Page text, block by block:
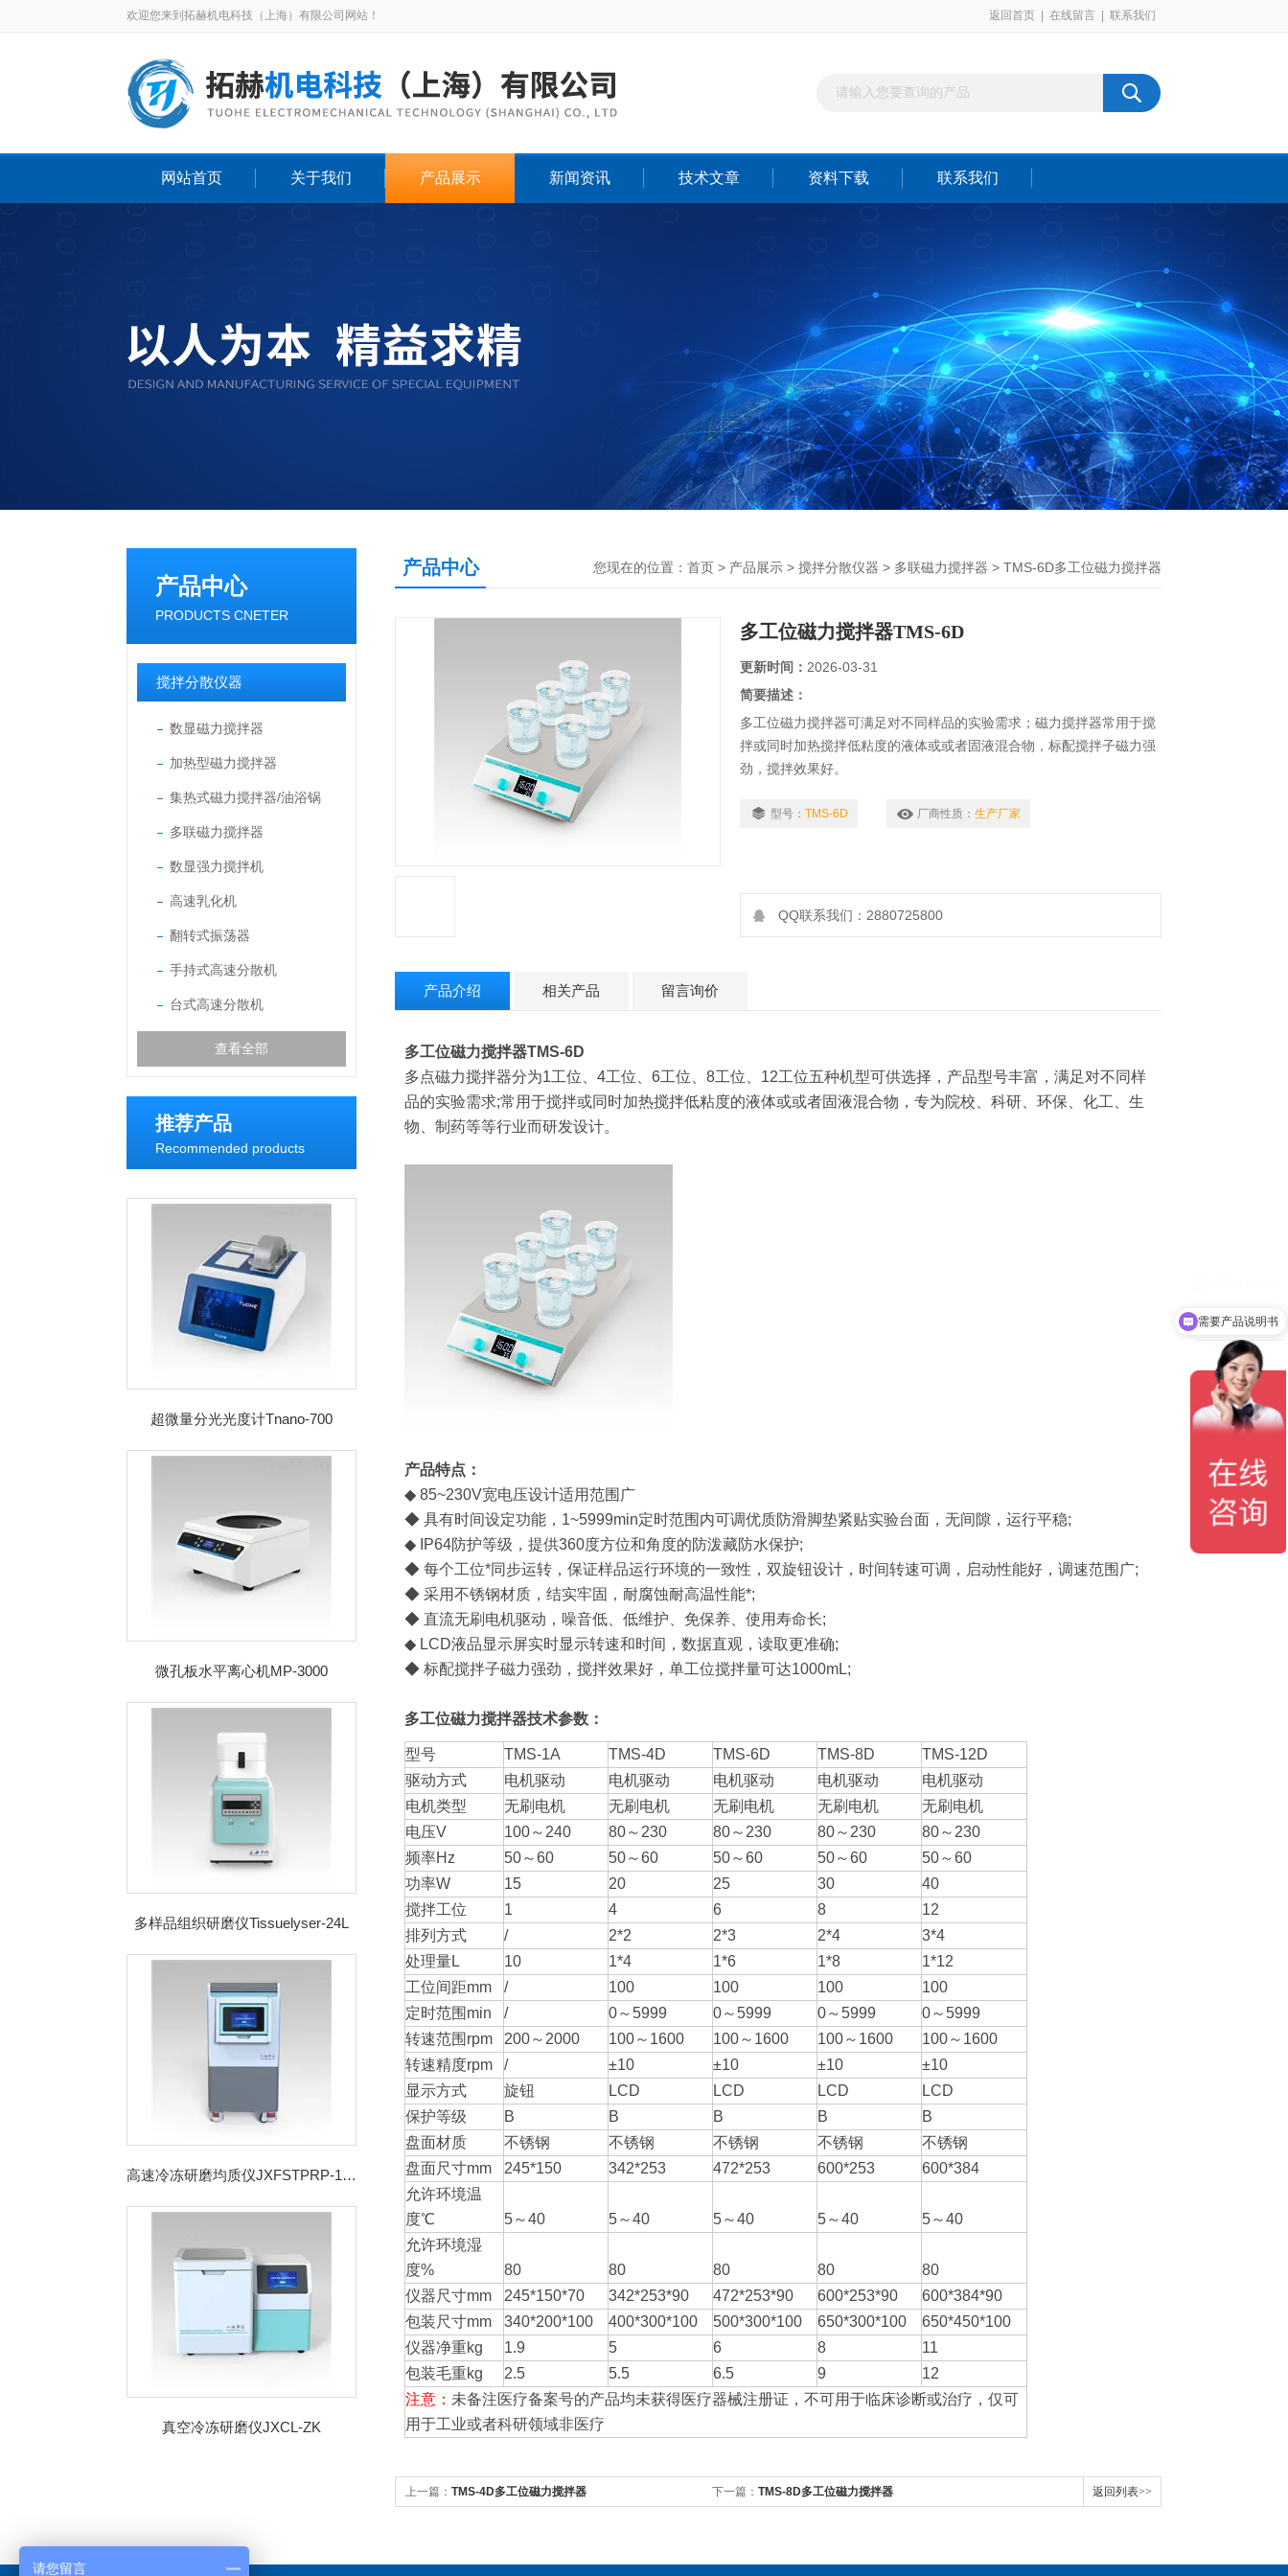
欢迎您来到拓赫机电科技（上海）有限公司网站！ 返回首页 在线留言 联系我们
网站首页 关于我们 产品展示 新闻资讯 技术文章 资料下载 联系我们
产品中心
PRODUCTS CNETER
搅拌分散仪器
数显磁力搅拌器
加热型磁力搅拌器
集热式磁力搅拌器/油浴锅
多联磁力搅拌器
数显强力搅拌机
高速乳化机
翻转式振荡器
手持式高速分散机
台式高速分散机
查看全部
推荐产品
Recommended products
超微量分光光度计Tnano-700
微孔板水平离心机MP-3000
多样品组织研磨仪Tissuelyser-24L
高速冷冻研磨均质仪JXFSTPRP-192CL
真空冷冻研磨仪JXCL-ZK
产品中心 您现在的位置： 首页 > 产品展示 > 搅拌分散仪器 > 多联磁力搅拌器 > TMS-6D多工位磁力搅拌器
多工位磁力搅拌器TMS-6D
更新时间： 2026-03-31
简要描述：
多工位磁力搅拌器可满足对不同样品的实验需求；磁力搅拌器常用于搅
拌或同时加热搅拌低粘度的液体或或者固液混合物，标配搅拌子磁力强
劲，搅拌效果好。
型号： TMS-6D 厂商性质： 生产厂家
QQ联系我们：2880725800
产品介绍 相关产品 留言询价
多工位磁力搅拌器TMS-6D
多点磁力搅拌器分为1工位、4工位、6工位、8工位、12工位五种机型可供选择，产品型号丰富，满足对不同样
品的实验需求;常用于搅拌或同时加热搅拌低粘度的液体或或者固液混合物，专为院校、科研、环保、化工、生
物、制药等等行业而研发设计。
产品特点：
◆ 85~230V宽电压设计适用范围广
◆ 具有时间设定功能，1~5999min定时范围内可调优质防滑脚垫紧贴实验台面，无间隙，运行平稳;
◆ IP64防护等级，提供360度方位和角度的防泼藏防水保护;
◆ 每个工位*同步运转，保证样品运行环境的一致性，双旋钮设计，时间转速可调，启动性能好，调速范围广;
◆ 采用不锈钢材质，结实牢固，耐腐蚀耐高温性能*;
◆ 直流无刷电机驱动，噪音低、低维护、免保养、使用寿命长;
◆ LCD液品显示屏实时显示转速和时间，数据直观，读取更准确;
◆ 标配搅拌子磁力强劲，搅拌效果好 ，单工位搅拌量可达1000mL;
多工位磁力搅拌器技术参数：
型号 TMS-1A TMS-4D TMS-6D TMS-8D
TMS-12D
驱动方式
电机驱动 电机驱动 电机驱动 电机驱动
电机驱动
电机类型
无刷电机 无刷电机 无刷电机 无刷电机
无刷电机
电压V
100～240 80～230 80～230 80～230
80～230
频率Hz
50～60 50～60 50～60 50～60
50～60
功率W
15 20 25 30
40
搅拌工位
1 4 6 8
12
排列方式
/ 2*2 2*3 2*4
3*4
处理量L
10 1*4 1*6 1*8
1*12
工位间距mm
/ 100 100 100
100
定时范围min
/ 0～5999 0～5999 0～5999
0～5999
转速范围rpm
200～2000 100～1600 100～1600 100～1600
100～1600
转速精度rpm
/ ±10 ±10 ±10
±10
显示方式
旋钮 LCD LCD LCD
LCD
保护等级
B B B B
B
盘面材质
不锈钢 不锈钢 不锈钢 不锈钢
不锈钢
盘面尺寸mm
245*150 342*253 472*253 600*253
600*384
允许环境温
度℃
5～40 5～40 5～40 5～40
5～40
允许环境湿
度%
80 80 80 80
80
仪器尺寸mm
245*150*70 342*253*90 472*253*90 600*253*90
600*384*90
包装尺寸mm
340*200*100 400*300*100 500*300*100 650*300*100
650*450*100
仪器净重kg
1.9 5 6 8
11
包装毛重kg
2.5 5.5 6.5 9
12
注意： 未备注医疗备案号的产品均未获得医疗器械注册证，不可用于临床诊断或治疗，仅可
用于工业或者科研领域非医疗
上一篇： TMS-4D多工位磁力搅拌器 下一篇： TMS-8D多工位磁力搅拌器 返回列表>>
需要产品说明书
请您留言